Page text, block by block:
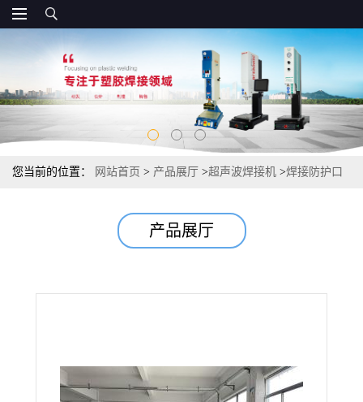
您当前的位置： 网站首页 > 产品展厅 >超声波焊接机 >焊接防护口
产品展厅